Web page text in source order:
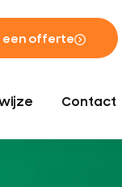
een offerte
Contact